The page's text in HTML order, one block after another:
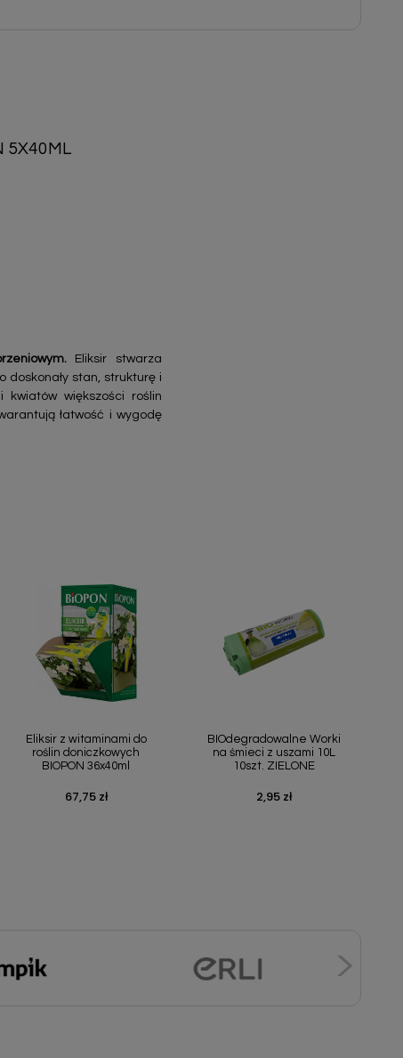
5X40ML
Eliksir stwarza
doskonały stan, strukturę i
większości roślin
łatwość i wygodę
Eliksir z witaminami do
roślin doniczkowych
BIOPON 36x40ml
Cena
67,75 zł
BIOdegradowalne Worki
na śmieci z uszami 10L
10szt. ZIELONE
Cena
2,95 zł